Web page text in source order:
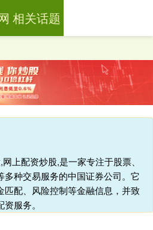
上配资炒股,是一家专注于股票、
种交易服务的中国证券公司。它
匹配、风险控制等金融信息，并致
服务。
相关话题